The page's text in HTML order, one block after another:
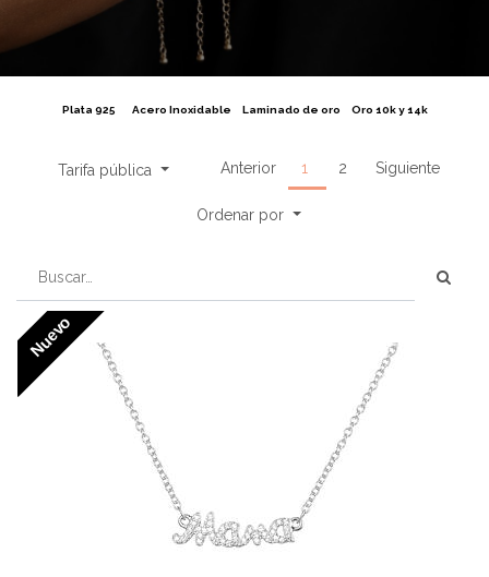
Plata 925 Acero Inoxidable Laminado de oro Oro 10k y 14k
Tarifa pública Anterior 1 2 Siguiente
Ordenar por
Nuevo